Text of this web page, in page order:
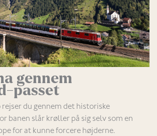
gennem
passet
rejser du gennem det historiske
banen slår krøller på sig selv som en
for at kunne forcere højderne.